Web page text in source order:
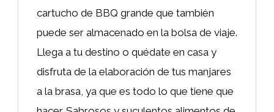
cartucho de BBQ grande que también
puede ser almacenado en la bolsa de viaje.
Llega a tu destino o quédate en casa y
disfruta de la elaboración de tus manjares
a la brasa, ya que es todo lo que tiene que